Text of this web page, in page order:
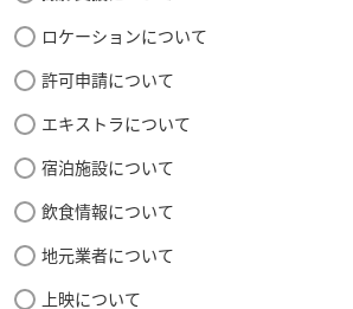
ロケーションについて
許可申請について
エキストラについて
宿泊施設について
飲食情報について
地元業者について
上映について